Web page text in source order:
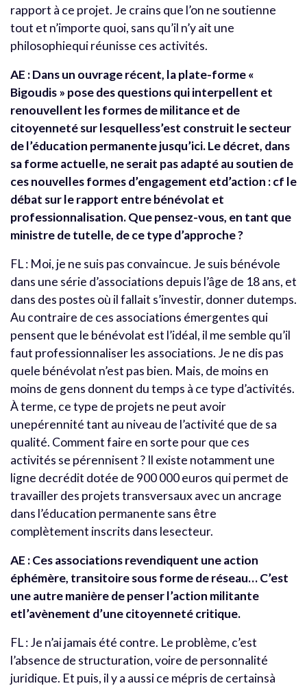
rapport à ce projet. Je crains que l’on ne soutienne
tout et n’importe quoi, sans qu’il n’y ait une
philosophiequi réunisse ces activités.
AE : Dans un ouvrage récent, la plate-forme «
Bigoudis » pose des questions qui interpellent et
renouvellent les formes de militance et de
citoyenneté sur lesquelless’est construit le secteur
de l’éducation permanente jusqu’ici. Le décret, dans
sa forme actuelle, ne serait pas adapté au soutien de
ces nouvelles formes d’engagement etd’action : cf le
débat sur le rapport entre bénévolat et
professionnalisation. Que pensez-vous, en tant que
ministre de tutelle, de ce type d’approche ?
FL : Moi, je ne suis pas convaincue. Je suis bénévole
dans une série d’associations depuis l’âge de 18 ans, et
dans des postes où il fallait s’investir, donner dutemps.
Au contraire de ces associations émergentes qui
pensent que le bénévolat est l’idéal, il me semble qu’il
faut professionnaliser les associations. Je ne dis pas
quele bénévolat n’est pas bien. Mais, de moins en
moins de gens donnent du temps à ce type d’activités.
À terme, ce type de projets ne peut avoir
unepérennité tant au niveau de l’activité que de sa
qualité. Comment faire en sorte pour que ces
activités se pérennisent ? Il existe notamment une
ligne decrédit dotée de 900 000 euros qui permet de
travailler des projets transversaux avec un ancrage
dans l’éducation permanente sans être
complètement inscrits dans lesecteur.
AE : Ces associations revendiquent une action
éphémère, transitoire sous forme de réseau… C’est
une autre manière de penser l’action militante
etl’avènement d’une citoyenneté critique.
FL : Je n’ai jamais été contre. Le problème, c’est
l’absence de structuration, voire de personnalité
juridique. Et puis, il y a aussi ce mépris de certainsà